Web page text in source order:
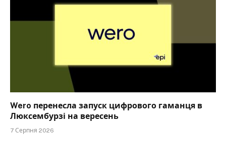
Wero перенесла запуск цифрового гаманця в
Люксембурзі на вересень
7 Серпня 2026